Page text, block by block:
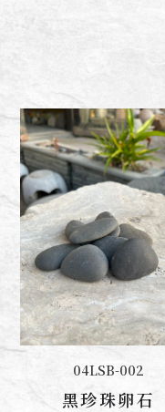
加入購物車
04LSB-002
黑珍珠卵石